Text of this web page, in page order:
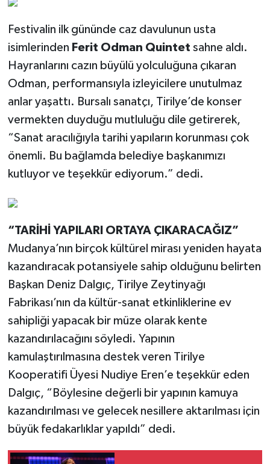
Festivalin ilk gününde caz davulunun usta
isimlerinden Ferit Odman Quintet sahne aldı.
Hayranlarını cazın büyülü yolculuğuna çıkaran
Odman, performansıyla izleyicilere unutulmaz
anlar yaşattı. Bursalı sanatçı, Tirilye’de konser
vermekten duyduğu mutluluğu dile getirerek,
“Sanat aracılığıyla tarihi yapıların korunması çok
önemli. Bu bağlamda belediye başkanımızı
kutluyor ve teşekkür ediyorum.” dedi.
“TARİHİ YAPILARI ORTAYA ÇIKARACAĞIZ”
Mudanya’nın birçok kültürel mirası yeniden hayata
kazandıracak potansiyele sahip olduğunu belirten
Başkan Deniz Dalgıç, Tirilye Zeytinyağı
Fabrikası’nın da kültür-sanat etkinliklerine ev
sahipliği yapacak bir müze olarak kente
kazandırılacağını söyledi. Yapının
kamulaştırılmasına destek veren Tirilye
Kooperatifi Üyesi Nudiye Eren’e teşekkür eden
Dalgıç, “Böylesine değerli bir yapının kamuya
kazandırılması ve gelecek nesillere aktarılması için
büyük fedakarlıklar yapıldı” dedi.